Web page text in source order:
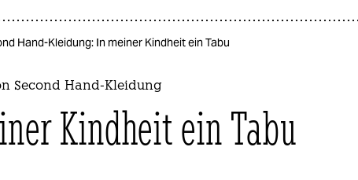
Hand-Kleidung: In meiner Kindheit ein Tabu
Second Hand-Kleidung
Kindheit ein Tabu